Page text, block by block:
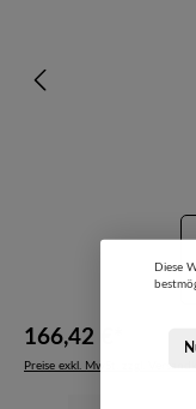
166,42 €*
Preise exkl. MwSt. zzgl.
Produkt Anzahl: Gib den
Diese